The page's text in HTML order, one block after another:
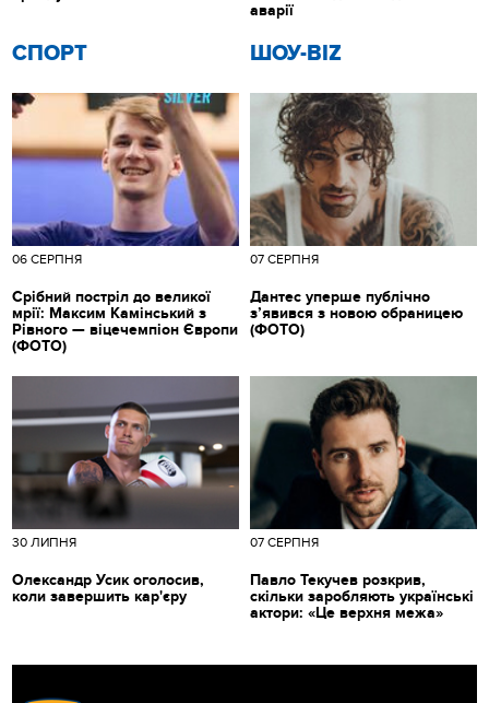
СПОРТ
06 СЕРПНЯ
Срібний постріл до великої
мрії: Максим Камінський з
Рівного — віцечемпіон Європи
(ФОТО)
ШОУ-BIZ
07 СЕРПНЯ
Дантес уперше публічно
з’явився з новою обраницею
(ФОТО)
аварії
30 ЛИПНЯ
Олександр Усик оголосив,
коли завершить кар'єру
07 СЕРПНЯ
Павло Текучев розкрив,
скільки заробляють українські
актори: «Це верхня межа»